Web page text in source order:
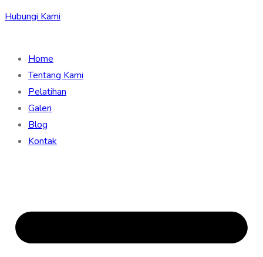
Hubungi Kami
Home
Tentang Kami
Pelatihan
Galeri
Blog
Kontak